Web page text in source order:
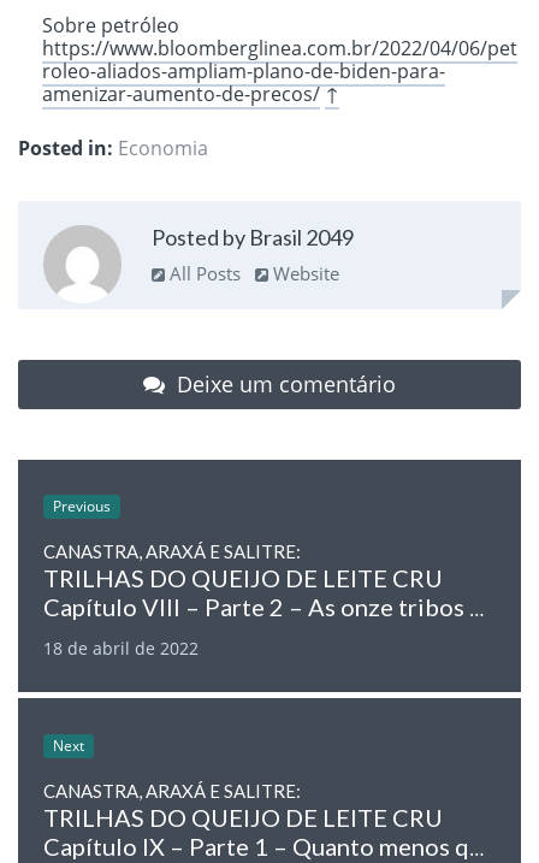
Sobre petróleo
https://www.bloomberglinea.com.br/2022/04/06/pet
roleo-aliados-ampliam-plano-de-biden-para-
amenizar-aumento-de-precos/↑
Posted in: Economia
Posted by Brasil 2049
All Posts Website
Deixe um comentário
Previous
CANASTRA, ARAXÁ E SALITRE:
TRILHAS DO QUEIJO DE LEITE CRU
Capítulo VIII – Parte 2 – As onze tribos assinaladas
18 de abril de 2022
Next
CANASTRA, ARAXÁ E SALITRE:
TRILHAS DO QUEIJO DE LEITE CRU
Capítulo IX – Parte 1 – Quanto menos queijo menos cultura.